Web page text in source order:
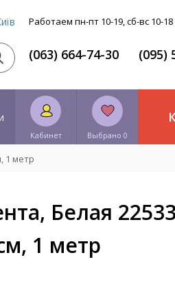
Работаем пн-пт 10-19, сб-вс 10-18
(063) 664-74-30 (095)
Кабинет Выбрано 0
1 метр
Белая
1 метр